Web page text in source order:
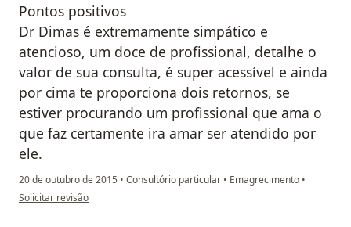
Pontos positivos
Dr Dimas é extremamente simpático e
atencioso, um doce de profissional, detalhe o
valor de sua consulta, é super acessível e ainda
por cima te proporciona dois retornos, se
estiver procurando um profissional que ama o
que faz certamente ira amar ser atendido por
ele.
20 de outubro de 2015 • Consultório particular • Emagrecimento •
na opinião do utilizador Sua conta foi excluída
Solicitar revisão